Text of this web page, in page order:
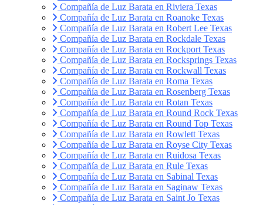
Compañía de Luz Barata en Riviera Texas
Compañía de Luz Barata en Roanoke Texas
Compañía de Luz Barata en Robert Lee Texas
Compañía de Luz Barata en Rockdale Texas
Compañía de Luz Barata en Rockport Texas
Compañía de Luz Barata en Rocksprings Texas
Compañía de Luz Barata en Rockwall Texas
Compañía de Luz Barata en Roma Texas
Compañía de Luz Barata en Rosenberg Texas
Compañía de Luz Barata en Rotan Texas
Compañía de Luz Barata en Round Rock Texas
Compañía de Luz Barata en Round Top Texas
Compañía de Luz Barata en Rowlett Texas
Compañía de Luz Barata en Royse City Texas
Compañía de Luz Barata en Ruidosa Texas
Compañía de Luz Barata en Rule Texas
Compañía de Luz Barata en Sabinal Texas
Compañía de Luz Barata en Saginaw Texas
Compañía de Luz Barata en Saint Jo Texas